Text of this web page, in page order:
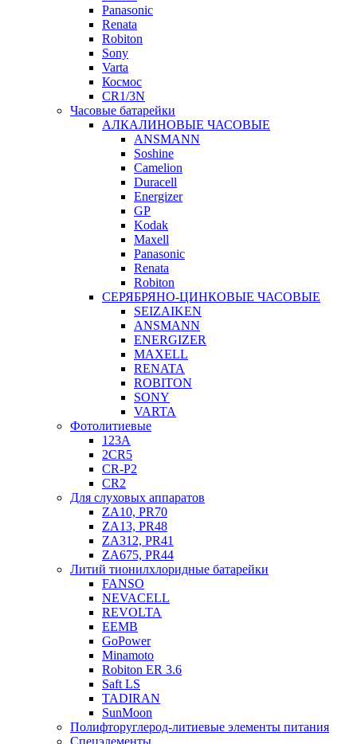
Panasonic
Renata
Robiton
Sony
Varta
Космос
CR1/3N
Часовые батарейки
АЛКАЛИНОВЫЕ ЧАСОВЫЕ
ANSMANN
Soshine
Camelion
Duracell
Energizer
GP
Kodak
Maxell
Panasonic
Renata
Robiton
СЕРЯБРЯНО-ЦИНКОВЫЕ ЧАСОВЫЕ
SEIZAIKEN
ANSMANN
ENERGIZER
MAXELL
RENATA
ROBITON
SONY
VARTA
Фотолитиевые
123A
2CR5
CR-P2
CR2
Для слуховых аппаратов
ZA10, PR70
ZA13, PR48
ZA312, PR41
ZA675, PR44
Литий тионилхлоридные батарейки
FANSO
NEVACELL
REVOLTA
EEMB
GoPower
Minamoto
Robiton ER 3.6
Saft LS
TADIRAN
SunMoon
Полифторуглерод-литиевые элементы питания
Спецэлементы